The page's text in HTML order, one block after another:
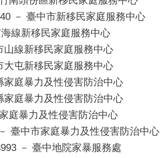
－ 臺中市新移民家庭服務中心
線新移民家庭服務中心
山線新移民家庭服務中心
大屯新移民家庭服務中心
家庭暴力及性侵害防治中心
家庭暴力及性侵害防治中心
庭暴力及性侵害防治中心
臺中市家庭暴力及性侵害防治中心
－ 臺中地院家暴服務處